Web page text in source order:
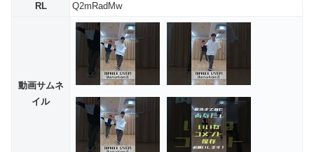
RL
Q2mRadMw
動画サムネ
イル